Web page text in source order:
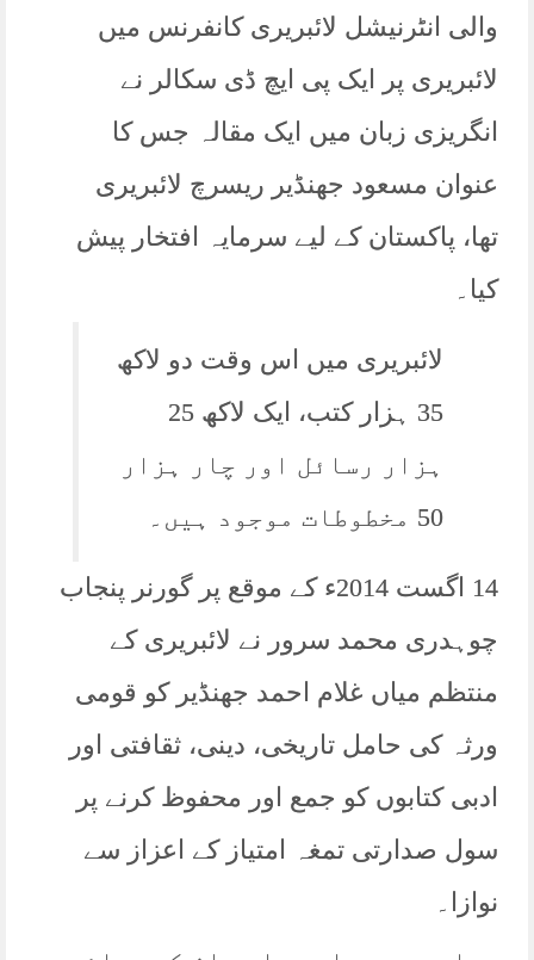
والی انٹرنیشل لائبریری کانفرنس میں
لائبریری پر ایک پی ایچ ڈی سکالر نے
انگریزی زبان میں ایک مقالہ جس کا
عنوان مسعود جھنڈیر ریسرچ لائبریری
تھا، پاکستان کے لیے سرمایہ افتخار پیش
کیا۔
لائبریری میں اس وقت دو لاکھ
35 ہزار کتب، ایک لاکھ 25
ہزار رسائل اور چار ہزار
50 مخطوطات موجود ہیں۔
14 اگست 2014ء کے موقع پر گورنر پنجاب
چوہدری محمد سرور نے لائبریری کے
منتظم میاں غلام احمد جھنڈیر کو قومی
ورثہ کی حامل تاریخی، دینی، ثقافتی اور
ادبی کتابوں کو جمع اور محفوظ کرنے پر
سول صدارتی تمغہ امتیاز کے اعزاز سے
نوازا۔